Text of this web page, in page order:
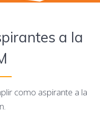
a la
como aspirante a la